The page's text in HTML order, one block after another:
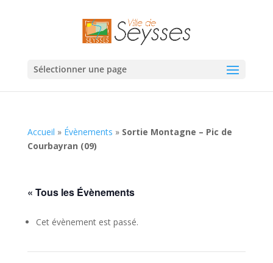
Sélectionner une page
Accueil » Évènements » Sortie Montagne – Pic de
Courbayran (09)
« Tous les Évènements
Cet évènement est passé.